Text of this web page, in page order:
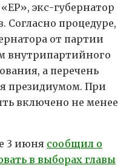
экс-губернатор
Согласно процедуре,
от партии
внутрипартийного
а перечень
президиумом. При
включено не менее
3 июня сообщил о
в выборах главы